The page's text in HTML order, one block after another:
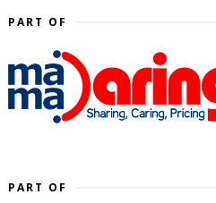
PART OF
PART OF